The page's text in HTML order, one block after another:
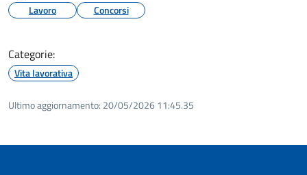
Lavoro Concorsi
Categorie:
Vita lavorativa
Ultimo aggiornamento: 20/05/2026 11:45.35